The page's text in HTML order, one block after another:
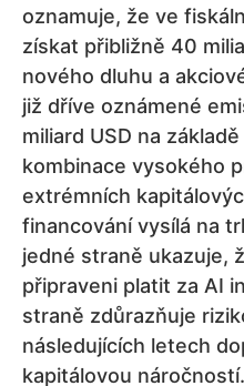
oznamuje, že ve
získat přibližně 40
nového dluhu a
již dříve oznámené
miliard USD na
kombinace vysokého
extrémních
financování vysílá na
jedné straně ukazuje,
připraveni platit za AI
straně zdůrazňuje
následujících letech
kapitálovou náročností.